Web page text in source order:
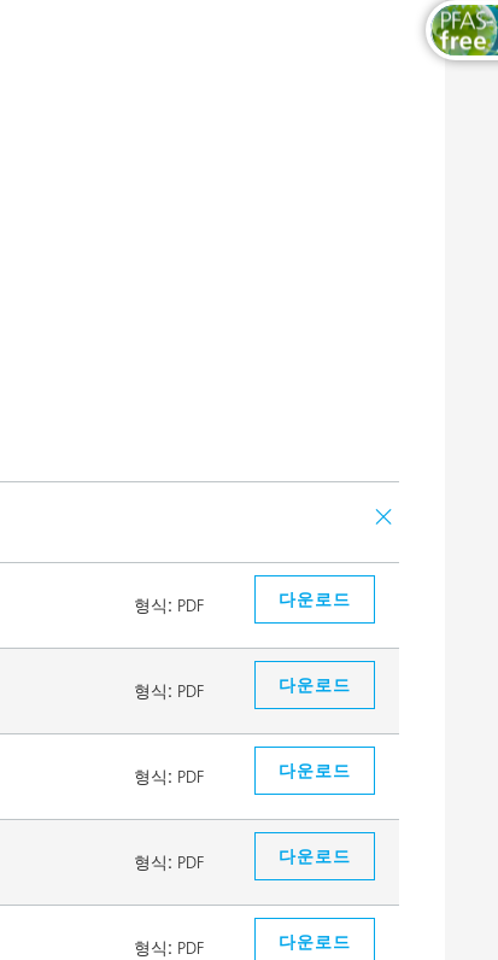
형식: PDF 다운로드
형식: PDF 다운로드
형식: PDF 다운로드
형식: PDF 다운로드
형식: PDF 다운로드